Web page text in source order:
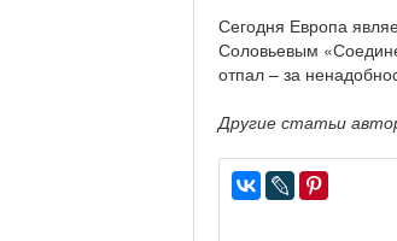
Сегодня Европа
Соловьевым
отпал – за
Другие статьи